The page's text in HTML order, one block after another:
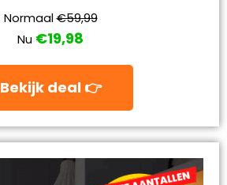
Normaal€59,99
Nu €19,98
Bekijk deal 👉